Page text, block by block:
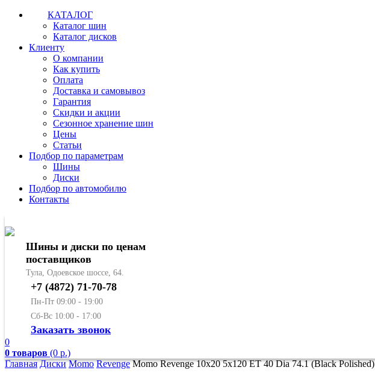
КАТАЛОГ
Каталог шин
Каталог дисков
Клиенту
О компании
Как купить
Оплата
Доставка и самовывоз
Гарантия
Скидки и акции
Сезонное хранение шин
Цены
Статьи
Подбор по параметрам
Шины
Диски
Подбор по автомобилю
Контакты
Шины и диски по ценам
поставщиков
Тула, Одоевское шоссе, 64.
+7 (4872) 71-70-78
Пн-Пт 09:00 - 19:00
Сб-Вс 10:00 - 17:00
Заказать звонок
0
0 товаров (0 р.)
Главная Диски Momo RevengeMomo Revenge 10x20 5x120 ET 40 Dia 74.1 (Black Polished)